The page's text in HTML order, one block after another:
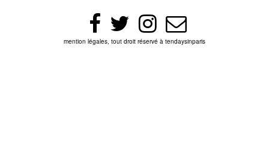
mention légales, tout droit réservé à tendaysinparis